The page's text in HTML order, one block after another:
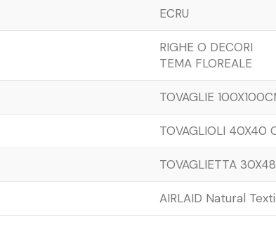
ECRU
RIGHE O DECORI
TEMA FLOREALE
TOVAGLIE
TOVAGLIOLI 40X40
TOVAGLIETTA
AIRLAID Natural